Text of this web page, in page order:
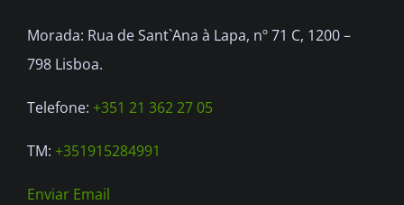
Morada: Rua de Sant`Ana à Lapa, nº 71 C, 1200 –
798 Lisboa.
Telefone: +351 21 362 27 05
TM: +351915284991
Enviar Email